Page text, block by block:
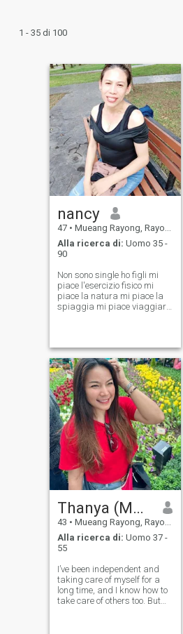
1 - 35 di 100
nancy
47 • Mueang Rayong, Rayong, Thailandia
Alla ricerca di: Uomo 35 -
90
Non sono single ho figli mi
piace l'esercizio fisico mi
piace la natura mi piace la
spiaggia mi piace viaggiare
tailandese non è buono mi
piace straniero voglio
sposare la famiglia Mack
con un uomo straniero di cui
non mi importa Non sono un
buon fan della salute, ma
sono un buon fan della
salute, e sono un uomo di
buona salute e posso
amarmi e sposarmi e posso
vivere con me insieme. Ho un
aspetto serio non sono in
vacanza se mi piace andare
al parco mi piace la
Thanya​ (M​od)​
43 • Mueang Rayong, Rayong, Thailandia
Alla ricerca di: Uomo 37 -
55
I’ve been independent and
taking care of myself for a
long time, and I know how to
take care of others too. But